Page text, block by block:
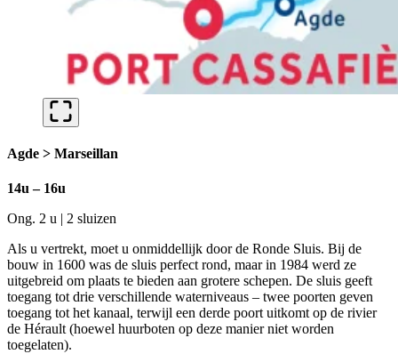
Agde > Marseillan
14u – 16u
Ong. 2 u | 2 sluizen
Als u vertrekt, moet u onmiddellijk door de Ronde Sluis. Bij de
bouw in 1600 was de sluis perfect rond, maar in 1984 werd ze
uitgebreid om plaats te bieden aan grotere schepen. De sluis geeft
toegang tot drie verschillende waterniveaus – twee poorten geven
toegang tot het kanaal, terwijl een derde poort uitkomt op de rivier
de Hérault (hoewel huurboten op deze manier niet worden
toegelaten).